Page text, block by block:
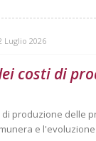
Luglio 2026
costi di
produzione delle
e